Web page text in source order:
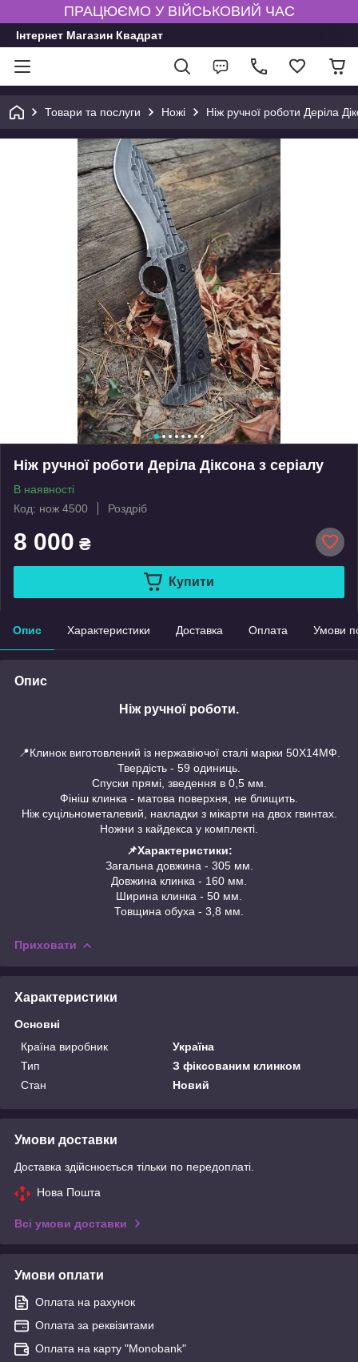
ПРАЦЮЄМО У ВІЙСЬКОВИЙ ЧАС
Інтернет Магазин Квадрат
Товари та послуги Ножі Ніж ручної роботи Деріла
Ніж ручної роботи Деріла Діксона з серіалу
В наявності
Код: нож 4500
Роздріб
8 000 ₴
Купити
Опис Характеристики Доставка Оплата Умови
Опис
Ніж ручної роботи.
📍Клинок виготовлений із нержавіючої сталі марки 50Х14МФ.
Твердість - 59 одиниць.
Спуски прямі, зведення в 0,5 мм.
Фініш клинка - матова поверхня, не блищить.
Ніж суцільнометалевий, накладки з мікарти на двох гвинтах.
Ножни з кайдекса у комплекті.
📌Характеристики:
Загальна довжина - 305 мм.
Довжина клинка - 160 мм.
Ширина клинка - 50 мм.
Товщина обуха - 3,8 мм.
Приховати
Характеристики
Основні
Країна виробник
Україна
Тип
З фіксованим клинком
Стан
Новий
Умови доставки
Доставка здійснюється тільки по передоплаті.
Нова Пошта
Всі умови доставки
Умови оплати
Оплата на рахунок
Оплата за реквізитами
Оплата на карту "Monobank"